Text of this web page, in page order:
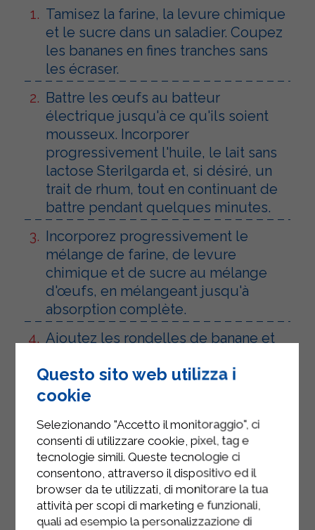
Tamisez la farine, la levure chimique
et le sucre dans un saladier. Coupez
les bananes en fines tranches sans
les écraser.
Battre les œufs au batteur
électrique jusqu'à ce qu'ils soient
mousseux. Incorporer
progressivement l'huile, le lait sans
lactose Sterilgarda et, si désiré, un
trait de rhum, tout en continuant de
battre pendant quelques minutes.
Incorporez progressivement le
mélange de farine, de levure
chimique et de sucre au mélange
d'œufs, en mélangeant jusqu'à
absorption complète.
Ajoutez les rondelles de banane et
en en gardant une portion à
saupoudrer sur le dessus.
Graissez et farinez un moule à
gâteau de 20 cm de diamètre (de
préférence un moule à charnière).
Versez la pâte dans le moule à
gâteau, parsemez de rondelles de
banane et de la moitié des morceaux
Questo sito web utilizza i
cookie
Selezionando "Accetto il monitoraggio", ci
consenti di utilizzare cookie, pixel, tag e
tecnologie simili. Queste tecnologie ci
consentono, attraverso il dispositivo ed il
browser da te utilizzati, di monitorare la tua
attività per scopi di marketing e funzionali,
quali ad esempio la personalizzazione di